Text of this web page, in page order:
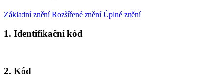
Základní znění Rozšířené znění Úplné znění
1. Identifikační kód
2. Kód